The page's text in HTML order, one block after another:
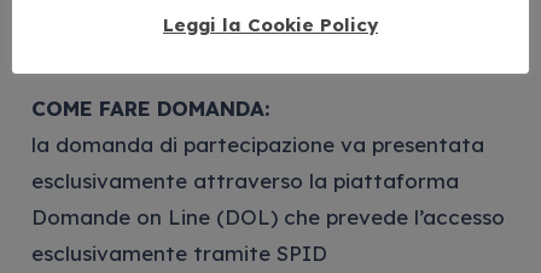
COME FARE DOMANDA:
la domanda di partecipazione va presentata
esclusivamente attraverso la piattaforma
Domande on Line (DOL) che prevede l’accesso
esclusivamente tramite SPID
Leggi la Cookie Policy